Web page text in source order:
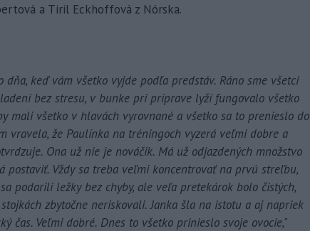
a Tiril Eckhoffová z Nórska.
keď vám všetko vyjde podľa predstáv. Ráno sme všetci
bez stresu, v bunke pri príprave lyží fungovalo všetko
mali všetko v hlavách vyrovnané a všetko sa to prenieslo do
vravela, že Paulínka na tréningoch vyzerá veľmi dobre a
Ona už nie je nováčik. Má už odjazdených množstvo
postaviť. Vždy sa treba veľmi koncentrovať na prvú streľbu,
podarili ležky bez chyby, ale veľa pretekárok bolo čistých,
zbytočne neriskovali. Janka šla na istotu a aj napriek
čas. Veľmi dobré. Dnes to všetko prinieslo svoje ovocie,"